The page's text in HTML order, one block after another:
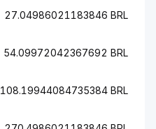
27.04986021183846 BRL
54.09972042367692 BRL
108.19944084735384 BRL